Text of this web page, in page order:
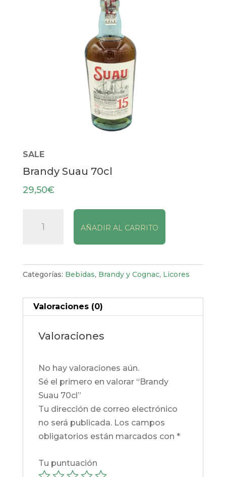
SALE
Brandy Suau 70cl
29,50€
AÑADIR AL CARRITO
Categorías: Bebidas, Brandy y Cognac, Licores
Valoraciones (0)
Valoraciones
No hay valoraciones aún.
Sé el primero en valorar “Brandy
Suau 70cl”
Tu dirección de correo electrónico
no será publicada. Los campos
obligatorios están marcados con *
Tu puntuación